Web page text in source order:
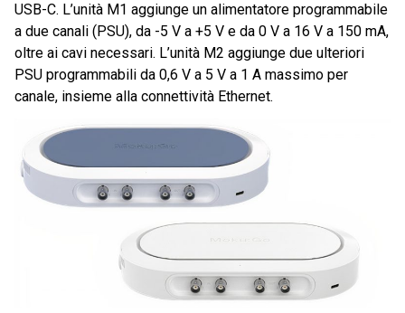
USB-C. L’unità M1 aggiunge un alimentatore programmabile
a due canali (PSU), da -5 V a +5 V e da 0 V a 16 V a 150 mA,
oltre ai cavi necessari. L’unità M2 aggiunge due ulteriori
PSU programmabili da 0,6 V a 5 V a 1 A massimo per
canale, insieme alla connettività Ethernet.